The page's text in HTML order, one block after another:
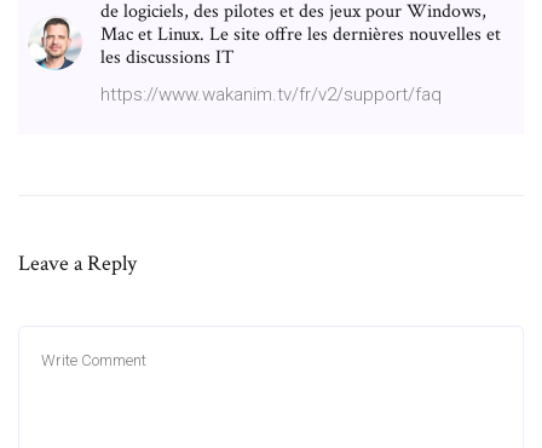
de logiciels, des pilotes et des jeux pour Windows,
Mac et Linux. Le site offre les dernières nouvelles et
les discussions IT
https://www.wakanim.tv/fr/v2/support/faq
Leave a Reply